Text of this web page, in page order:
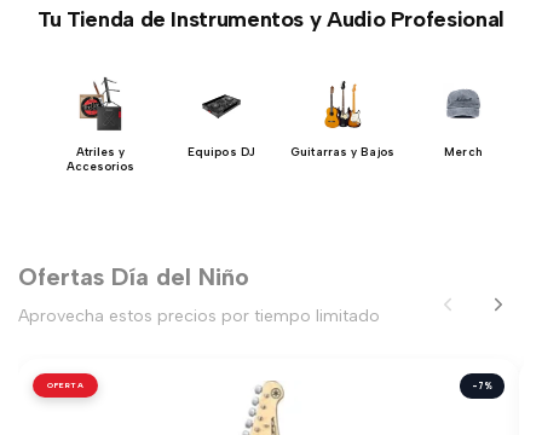
Tu Tienda de Instrumentos y Audio Profesional
Atriles y
Accesorios
Equipos DJ Guitarras y Bajos Merch
Ofertas Día del Niño
Aprovecha estos precios por tiempo limitado
OFERTA -7%